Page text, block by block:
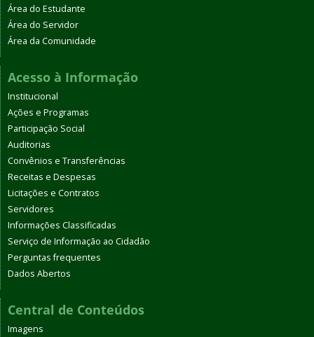
Área do Estudante
Área do Servidor
Área da Comunidade
Acesso à Informação
Institucional
Ações e Programas
Participação Social
Auditorias
Convênios e Transferências
Receitas e Despesas
Licitações e Contratos
Servidores
Informações Classificadas
Serviço de Informação ao Cidadão
Perguntas frequentes
Dados Abertos
Central de Conteúdos
Imagens